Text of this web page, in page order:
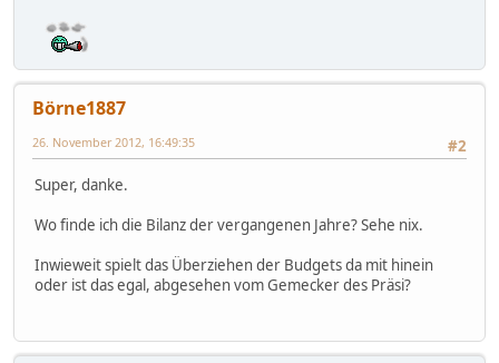
Börne1887
#2
26. November 2012, 16:49:35
Super, danke.
Wo finde ich die Bilanz der vergangenen Jahre? Sehe nix.
Inwieweit spielt das Überziehen der Budgets da mit hinein
oder ist das egal, abgesehen vom Gemecker des Präsi?